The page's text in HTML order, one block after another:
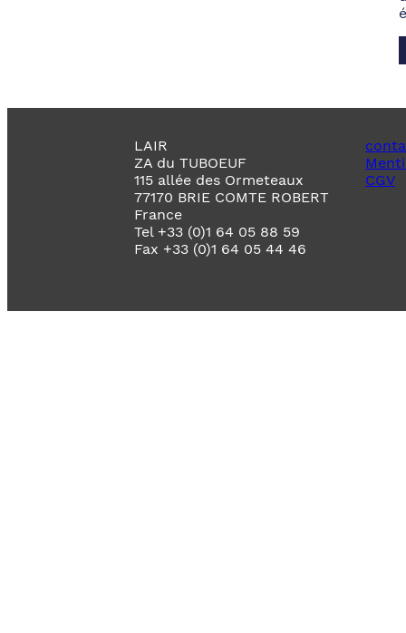
LAIR
ZA du TUBOEUF
115 allée des Ormeteaux
77170 BRIE COMTE ROBERT
France
Tel +33 (0)1 64 05 88 59
Fax +33 (0)1 64 05 44 46
CGV